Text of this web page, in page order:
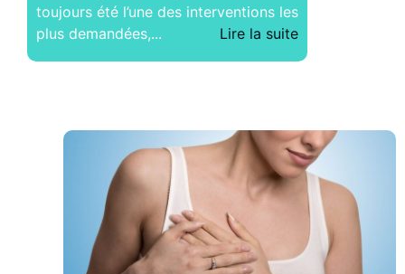
toujours été l’une des interventions les
plus demandées,...
Lire la suite